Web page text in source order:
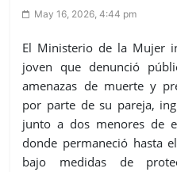
May 16, 2026, 4:44 pm
El Ministerio de la Mujer
joven que denunció
amenazas de muerte y
por parte de su pareja,
junto a dos menores de
donde permaneció hasta
bajo medidas de